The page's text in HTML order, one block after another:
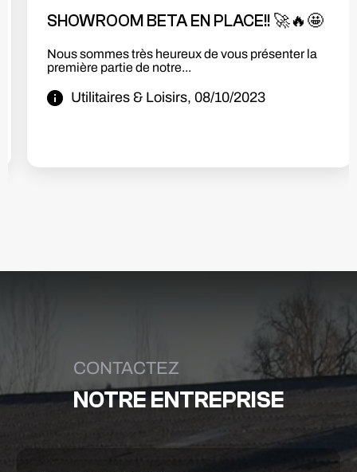
UTILITAIRES ET LOISIRS DEVIENT
Utilitaires & Loisirs devient distributeur Benda!!
Nous sommes heureux de vous...
CONTACTEZ
NOTRE ENTREPRISE